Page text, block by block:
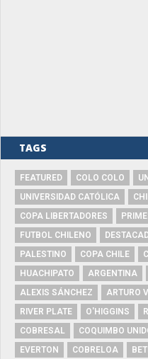
TAGS
FEATURED COLO COLO
UNIVERSIDAD CATÓLICA
COPA LIBERTADORES
FUTBOL CHILENO
PALESTINO
COPA CHILE
HUACHIPATO
ARGENTINA
ALEXIS SÁNCHEZ
ARTURO
RIVER PLATE
O'HIGGINS
COBRESAL
COQUIMBO
EVERTON
COBRELOA